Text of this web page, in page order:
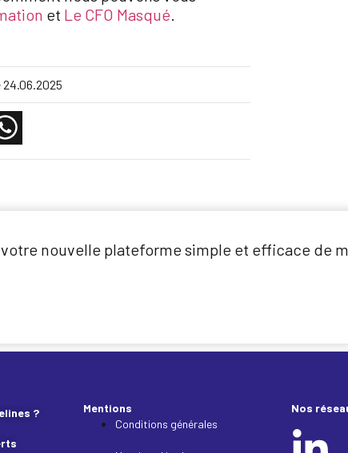
et Le CFO Masqué.
24.06.2025
votre nouvelle plateforme simple et efficace de
?
Mentions
Conditions générales
Nos